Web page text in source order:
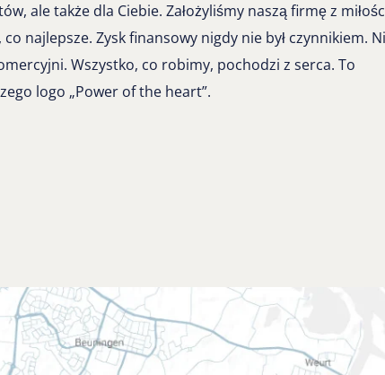
ale także dla Ciebie. Założyliśmy naszą firmę z
najlepsze. Zysk finansowy nigdy nie był czynnikiem.
Wszystko, co robimy, pochodzi z serca. To
logo „Power of the heart”.